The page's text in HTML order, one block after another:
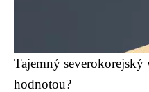
Tajemný severokorejský
hodnotou?